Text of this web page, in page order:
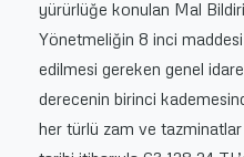
yürürlüğe konulan Mal
Yönetmeliğin 8 inci maddesi
edilmesi gereken genel idare
derecenin birinci
her türlü zam ve tazminatlar